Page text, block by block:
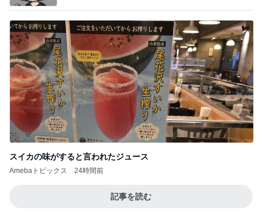
スイカの味がすると言われたジュース
Amebaトピックス 24時間前
記事を読む